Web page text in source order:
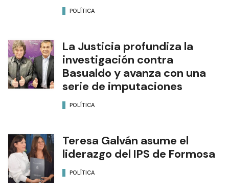
POLÍTICA
La Justicia profundiza la
investigación contra
Basualdo y avanza con una
serie de imputaciones
POLÍTICA
Teresa Galván asume el
liderazgo del IPS de Formosa
POLÍTICA